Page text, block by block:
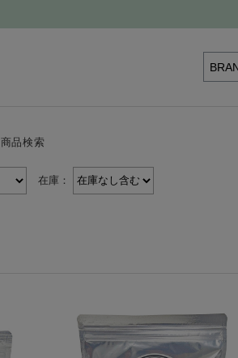
商品検索
在庫：